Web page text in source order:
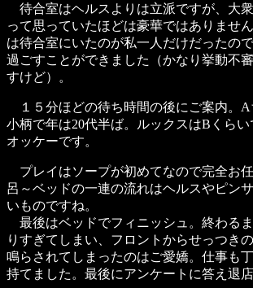
待合室はヘルスよりは立派ですが、大
って思っていたほどは豪華ではありませ
は待合室にいたのが私一人だけだったの
過ごすことができました（かなり挙動不
すけど）。
１５分ほどの待ち時間の後にご案内。A
小柄で年は20代半ば。ルックスはBくら
オッケーです。
プレイはソープが初めてなので完全お
呂～ベッドの一連の流れはヘルスやピン
いものですね。
最後はベッドでフィニッシュ。終わる
りすぎてしまい、フロントからせっつき
鳴らされてしまったのはご愛嬌。仕事も
持てました。最後にアンケートに答え退店